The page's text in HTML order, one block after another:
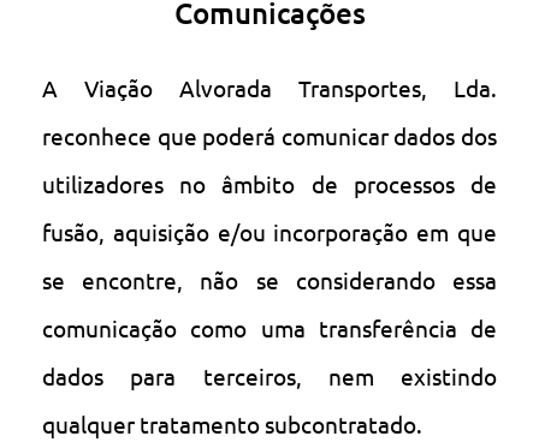
Comunicações
A Viação Alvorada Transportes, Lda.
reconhece que poderá comunicar dados dos
utilizadores no âmbito de processos de
fusão, aquisição e/ou incorporação em que
se encontre, não se considerando essa
comunicação como uma transferência de
dados para terceiros, nem existindo
qualquer tratamento subcontratado.